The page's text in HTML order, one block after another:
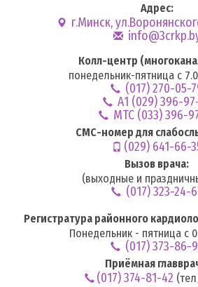
Адрес:
г.Минск,
Колл-центр
понедельник-пятница с
(017) 270-05-
А1 (029) 396-
MTC (033) 396-
СМС-номер для
(029) 641-66-
Вызов врача:
(выходные и
(017) 323-24-
Регистратура районного
Понедельник - пятница с
(017) 373-86-
Приёмная
(017) 374-81-42